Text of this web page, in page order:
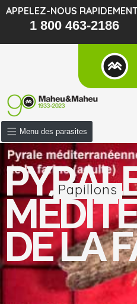
APPELEZ-NOUS
1 800 463-2186
DE LA
Papillons
Menu des parasites